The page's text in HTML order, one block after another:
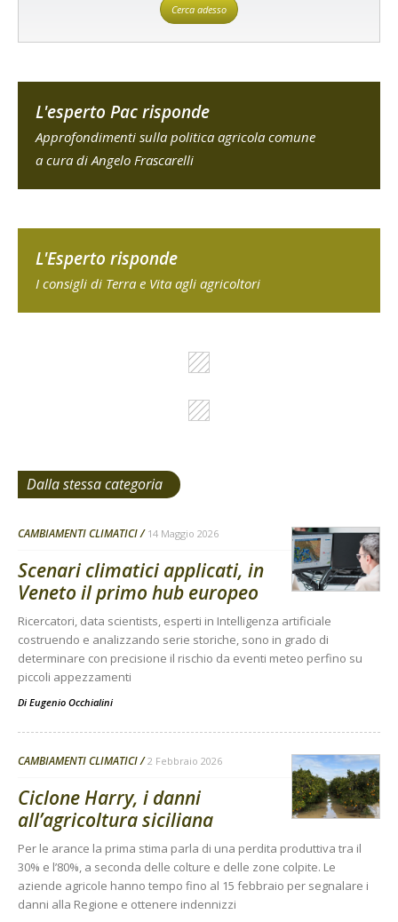
Cerca adesso
L'esperto Pac risponde
Approfondimenti sulla politica agricola comune
a cura di Angelo Frascarelli
L'Esperto risponde
I consigli di Terra e Vita agli agricoltori
Dalla stessa categoria
CAMBIAMENTI CLIMATICI 14 Maggio 2026
Scenari climatici applicati, in
Veneto il primo hub europeo
Ricercatori, data scientists, esperti in Intelligenza artificiale
costruendo e analizzando serie storiche, sono in grado di
determinare con precisione il rischio da eventi meteo perfino su
piccoli appezzamenti
Di Eugenio Occhialini
CAMBIAMENTI CLIMATICI 2 Febbraio 2026
Ciclone Harry, i danni
all’agricoltura siciliana
Per le arance la prima stima parla di una perdita produttiva tra il
30% e l’80%, a seconda delle colture e delle zone colpite. Le
aziende agricole hanno tempo fino al 15 febbraio per segnalare i
danni alla Regione e ottenere indennizzi